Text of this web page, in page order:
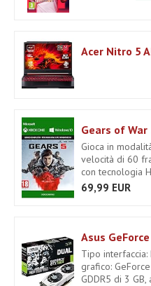
Gioca in
velocità di 60
con tecnologia
69,99 EUR
Tipo interfaccia:
grafico:
GDDR5 di 3